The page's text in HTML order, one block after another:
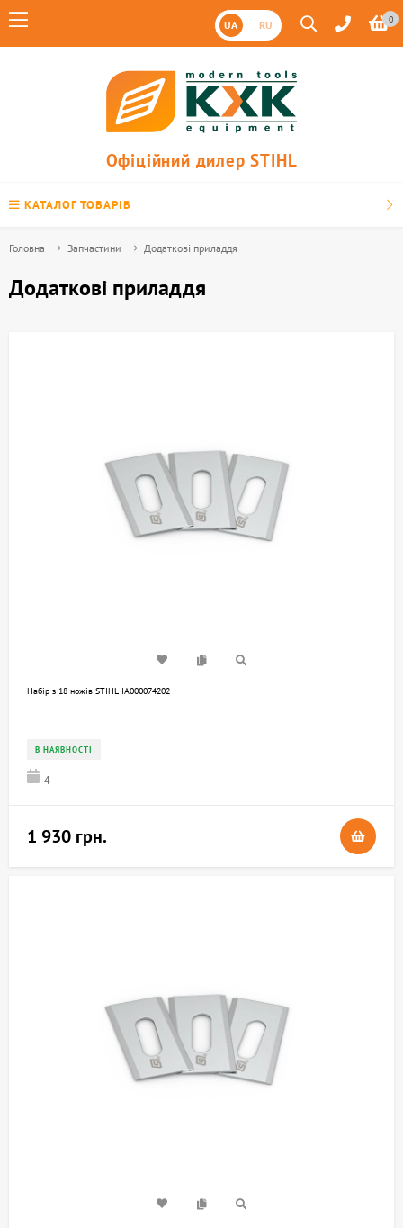
UA RU 0
Офіційний дилер STIHL
КАТАЛОГ ТОВАРІВ
Головна Запчастини Додаткові приладдя
Додаткові приладдя
Набір з 18 ножів STIHL IA000074202
В НАЯВНОСТІ
4
1 930 грн.